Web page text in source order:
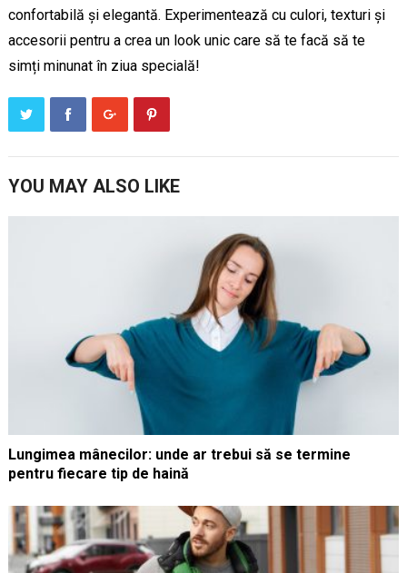
confortabilă și elegantă. Experimentează cu culori, texturi și
accesorii pentru a crea un look unic care să te facă să te
simți minunat în ziua specială!
YOU MAY ALSO LIKE
Lungimea mânecilor: unde ar trebui să se termine
pentru fiecare tip de haină